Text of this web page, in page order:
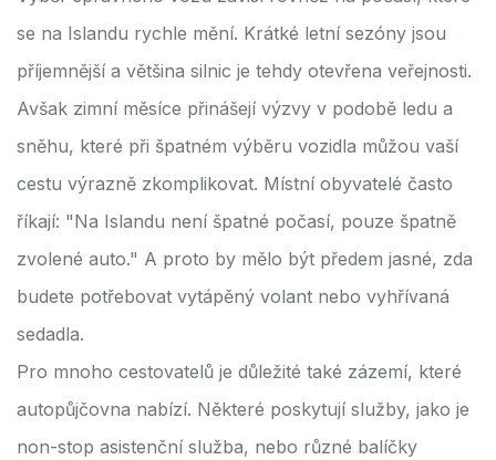
se na Islandu rychle mění. Krátké letní sezóny jsou
příjemnější a většina silnic je tehdy otevřena veřejnosti.
Avšak zimní měsíce přinášejí výzvy v podobě ledu a
sněhu, které při špatném výběru vozidla můžou vaší
cestu výrazně zkomplikovat. Místní obyvatelé často
říkají: "Na Islandu není špatné počasí, pouze špatně
zvolené auto." A proto by mělo být předem jasné, zda
budete potřebovat vytápěný volant nebo vyhřívaná
sedadla.
Pro mnoho cestovatelů je důležité také zázemí, které
autopůjčovna nabízí. Některé poskytují služby, jako je
non-stop asistenční služba, nebo různé balíčky